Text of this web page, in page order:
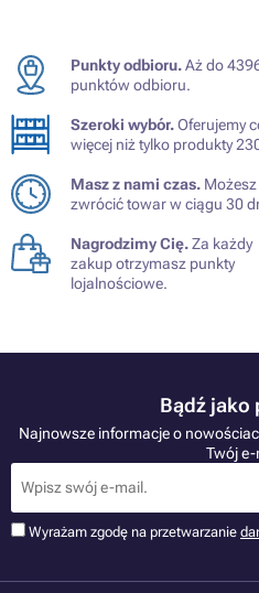
Punkty odbioru.Aż do
punktów odbioru.
Szeroki wybór.Oferujemy
więcej niż tylko produkty
Masz z nami czas. Możesz
zwrócić towar w ciągu 30
Nagrodzimy Cię.Za każdy
zakup otrzymasz punkty
lojalnościowe.
Bądź jako
Najnowsze informacje o
Twój e-
Wyrażam zgodę na przetwarzanie